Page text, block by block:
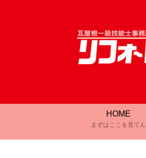
HOME
まずはここを見てん